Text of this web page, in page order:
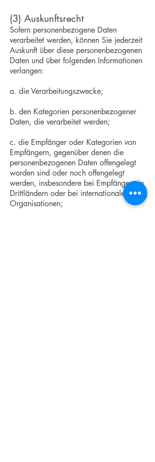
(3) Auskunftsrecht
Sofern personenbezogene Daten
verarbeitet werden, können Sie jederzeit
Auskunft über diese personenbezogenen
Daten und über folgenden Informationen
verlangen:
a. die Verarbeitungszwecke;
b. den Kategorien personenbezogener
Daten, die verarbeitet werden;
c. die Empfänger oder Kategorien von
Empfängern, gegenüber denen die
personenbezogenen Daten offengelegt
worden sind oder noch offengelegt
werden, insbesondere bei Empfängern in
Drittländern oder bei internationalen
Organisationen;